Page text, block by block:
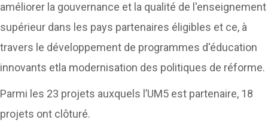
améliorer la gouvernance et la qualité de l'enseignement
supérieur dans les pays partenaires éligibles et ce, à
travers le développement de programmes d'éducation
innovants etla modernisation des politiques de réforme.
Parmi les 23 projets auxquels l’UM5 est partenaire, 18
projets ont clôturé.